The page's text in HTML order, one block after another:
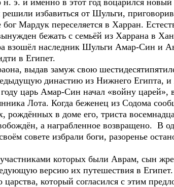
н. э. и именно в этот год воцарился
избавиться от Шульги,
Мардук переселяется в Харран.
бежать с семьёй из Харрана в
взошёл наследник Шульги Амар-Син и
в Египет.
выдав замуж свою
династию из Нижнего Египта,
царь Амар-Син начал «войну царей»,
Лота. Когда беженец из Содома
в доме его, триста
а награбленное возвращено. В
совете избрали боги, разоренье
которых были Аврам, сын
версию их путешествия в
который согласился с этим